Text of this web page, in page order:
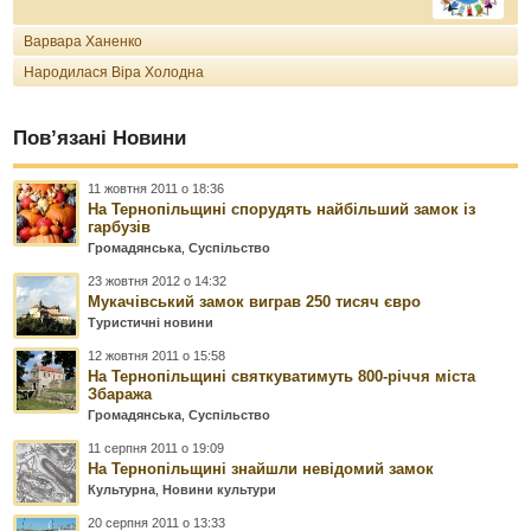
Варвара Ханенко
Народилася Віра Холодна
Пов’язані Новини
11 жовтня 2011 о 18:36
На Тернопільщині спорудять найбільший замок із
гарбузів
Громадянська ,Суспільство
23 жовтня 2012 о 14:32
Мукачівський замок виграв 250 тисяч євро
Туристичні новини
12 жовтня 2011 о 15:58
На Тернопільщині святкуватимуть 800-річчя міста
Збаража
Громадянська ,Суспільство
11 серпня 2011 о 19:09
На Тернопільщині знайшли невідомий замок
Культурна ,Новини культури
20 серпня 2011 о 13:33